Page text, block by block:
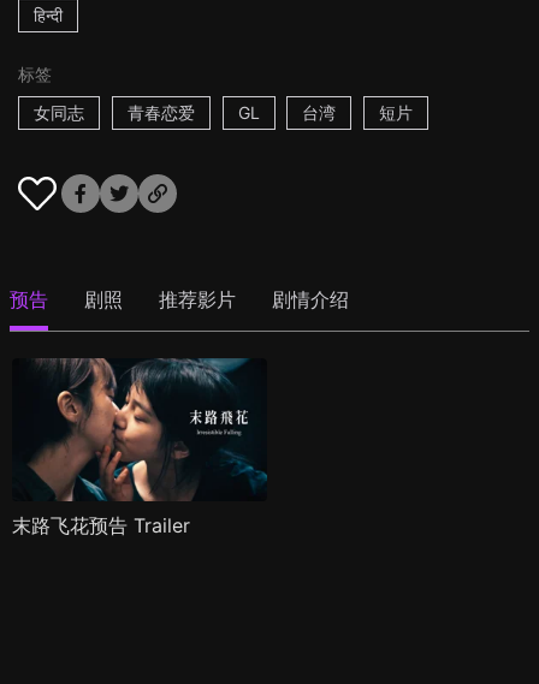
हिन्दी
标签
女同志
青春恋爱 GL 台湾 短片
预告 剧照 推荐影片 剧情介绍
末路飞花预告 Trailer